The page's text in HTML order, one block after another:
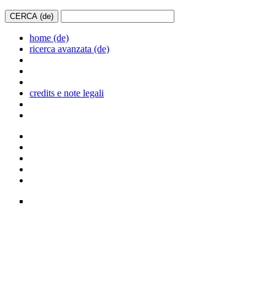
home (de)
ricerca avanzata (de)
credits e note legali